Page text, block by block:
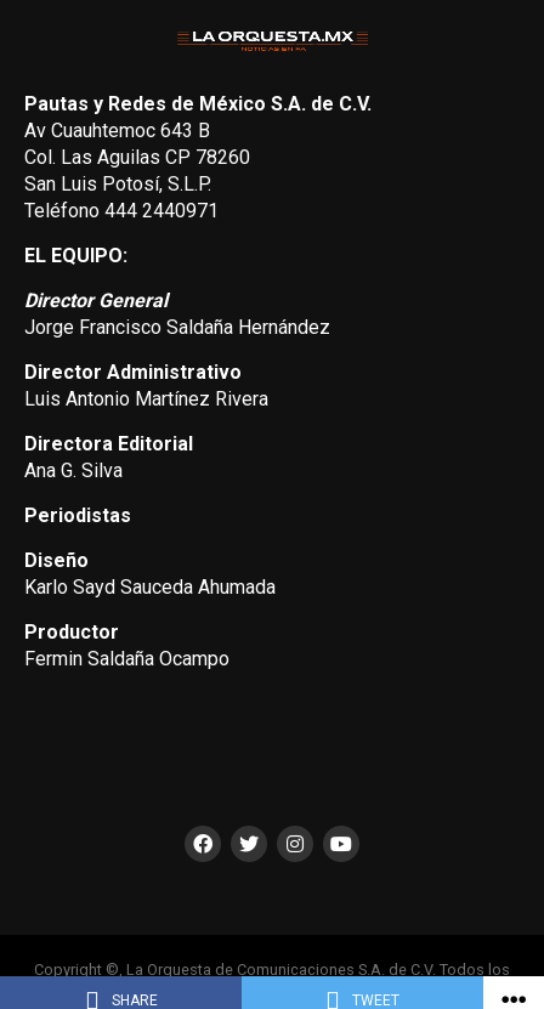
SHARE TWEET
Pautas y Redes de México S.A. de C.V.
Av Cuauhtemoc 643 B
Col. Las Aguilas CP 78260
San Luis Potosí, S.L.P.
Teléfono 444 2440971
EL EQUIPO:
Director General
Jorge Francisco Saldaña Hernández
Director Administrativo
Luis Antonio Martínez Rivera
Directora Editorial
Ana G. Silva
Periodistas
Diseño
Karlo Sayd Sauceda Ahumada
Productor
Fermin Saldaña Ocampo
Copyright ©, La Orquesta de Comunicaciones S.A. de C.V. Todos los
Derechos Reservados